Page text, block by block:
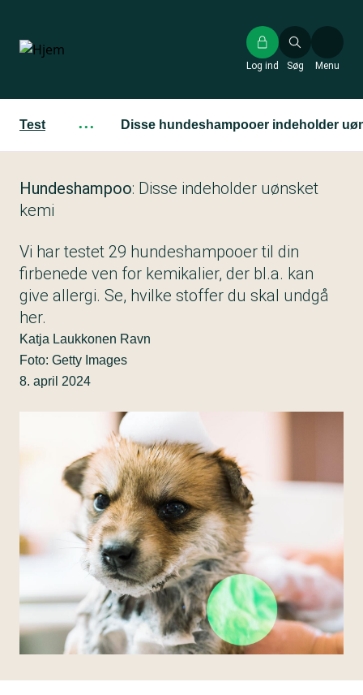
hovedindhold
Søg
Log ind Menu
Test ··· Disse hundeshampooer indeholder
Hundeshampoo: Disse indeholder uønsket
kemi
Vi har testet 29 hundeshampooer til din
firbenede ven for kemikalier, der bl.a. kan
give allergi. Se, hvilke stoffer du skal undgå
her.
Katja Laukkonen Ravn
Foto: Getty Images
8. april 2024